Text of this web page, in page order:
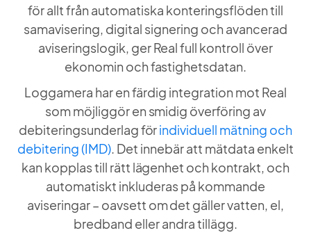
för allt från automatiska konteringsflöden till
samavisering, digital signering och avancerad
aviseringslogik, ger Real full kontroll över
ekonomin och fastighetsdatan.
Loggamera har en färdig integration mot Real
som möjliggör en smidig överföring av
debiteringsunderlag förindividuell mätning och
debitering (IMD). Det innebär att mätdata enkelt
kan kopplas till rätt lägenhet och kontrakt, och
automatiskt inkluderas på kommande
aviseringar – oavsett om det gäller vatten, el,
bredband eller andra tillägg.